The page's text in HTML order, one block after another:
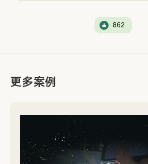
862
更多案例